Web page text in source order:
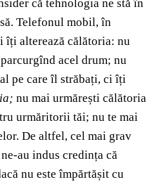
că tehnologia ne stă în
Telefonul mobil, în
îți alterează călătoria: nu
acel drum; nu
pe care îl străbați, ci îți
nu mai urmărești călătoria
urmăritorii tăi; nu te mai
De altfel, cel mai grav
au indus credința că
nu este împărtășit cu